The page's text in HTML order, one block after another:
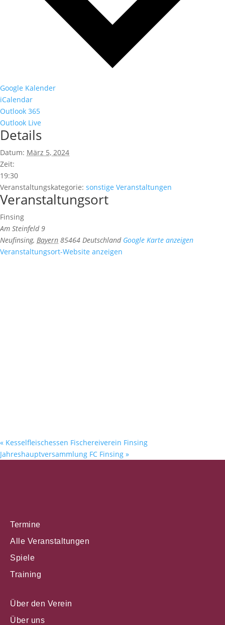
Google Kalender
iCalendar
Outlook 365
Outlook Live
Details
Datum: März 5, 2024
Zeit:
19:30
Veranstaltungskategorie: sonstige Veranstaltungen
Veranstaltungsort
Finsing
Am Steinfeld 9
Neufinsing, Bayern 85464 Deutschland Google Karte anzeigen
Veranstaltungsort-Website anzeigen
« Kesselfleischessen Fischereiverein Finsing
Jahreshauptversammlung FC Finsing »
Termine
Alle Veranstaltungen
Spiele
Training
Über den Verein
Über uns